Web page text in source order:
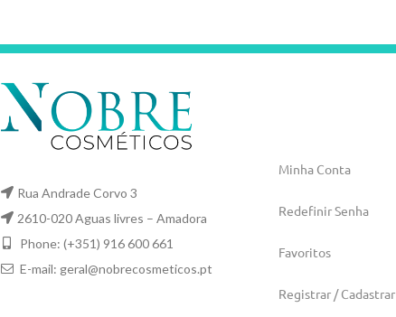
Rua Andrade Corvo 3
2610-020 Aguas livres – Amadora
Phone: (+351) 916 600 661
E-mail: geral@nobrecosmeticos.pt
Minha Conta
Redefinir Senha
Favoritos
Registrar / Cadastrar